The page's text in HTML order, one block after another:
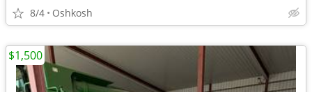
8/4 Oshkosh
$1,500